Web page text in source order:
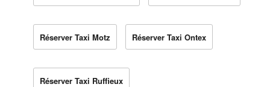
Réserver Taxi Motz Réserver Taxi Ontex
Réserver Taxi Ruffieux